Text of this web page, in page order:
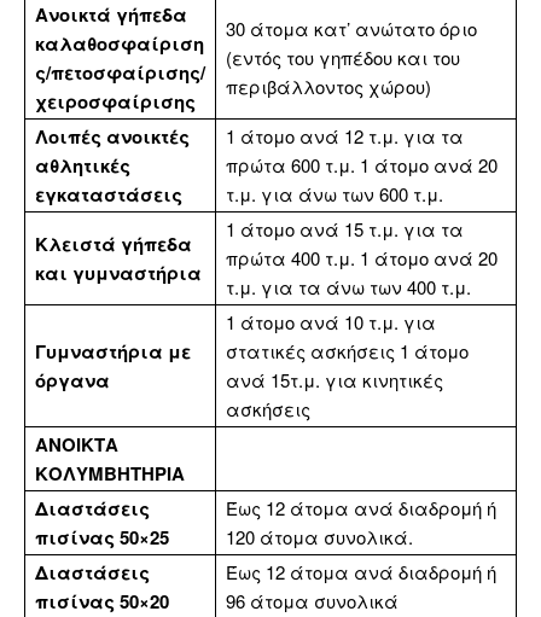
Ανοικτά γήπεδα
καλαθοσφαίριση
ς/πετοσφαίρισης/
χειροσφαίρισης
30 άτομα κατ’ ανώτατο όριο
(εντός του γηπέδου και του
περιβάλλοντος χώρου)
Λοιπές ανοικτές
αθλητικές
εγκαταστάσεις
1 άτομο ανά 12 τ.μ. για τα
πρώτα 600 τ.μ. 1 άτομο ανά 20
τ.μ. για άνω των 600 τ.μ.
Κλειστά γήπεδα
και γυμναστήρια
1 άτομο ανά 15 τ.μ. για τα
πρώτα 400 τ.μ. 1 άτομο ανά 20
τ.μ. για τα άνω των 400 τ.μ.
Γυμναστήρια με
όργανα
1 άτομο ανά 10 τ.μ. για
στατικές ασκήσεις 1 άτομο
ανά 15τ.μ. για κινητικές
ασκήσεις
ΑΝΟΙΚΤΑ
ΚΟΛΥΜΒΗΤΗΡΙΑ
Διαστάσεις
πισίνας 50×25
Έως 12 άτομα ανά διαδρομή ή
120 άτομα συνολικά.
Διαστάσεις
πισίνας 50×20
Έως 12 άτομα ανά διαδρομή ή
96 άτομα συνολικά